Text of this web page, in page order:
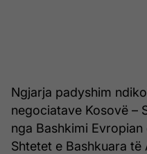
Ngjarja padyshim
negociatave Kosovë –
nga Bashkimi
Shtetet e Bashkuara